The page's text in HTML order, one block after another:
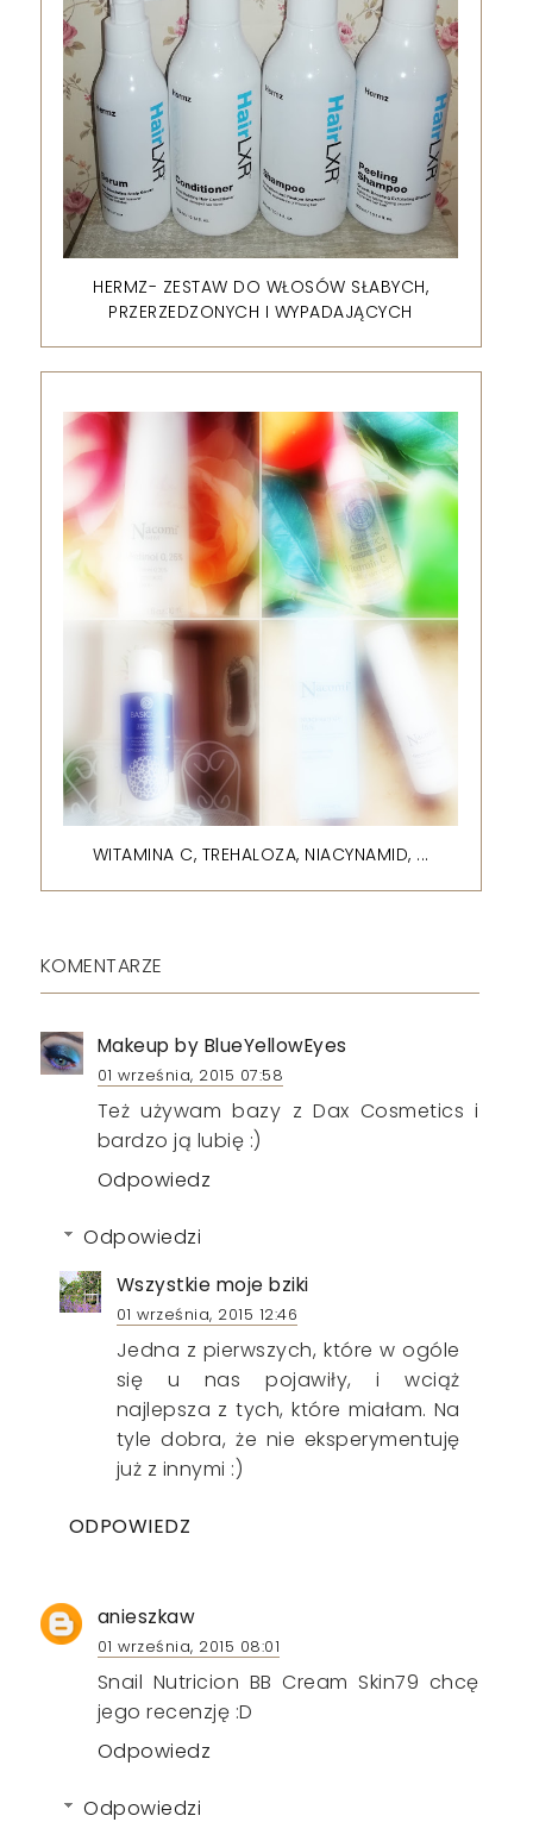
HERMZ- ZESTAW DO WŁOSÓW SŁABYCH,
PRZERZEDZONYCH I WYPADAJĄCYCH
WITAMINA C, TREHALOZA, NIACYNAMID, ...
KOMENTARZE
Makeup by BlueYellowEyes
01 września, 2015 07:58
Też używam bazy z Dax Cosmetics i
bardzo ją lubię :)
Odpowiedz
Odpowiedzi
Wszystkie moje bziki
01 września, 2015 12:46
Jedna z pierwszych, które w ogóle
się u nas pojawiły, i wciąż
najlepsza z tych, które miałam. Na
tyle dobra, że nie eksperymentuję
już z innymi :)
ODPOWIEDZ
anieszkaw
01 września, 2015 08:01
Snail Nutricion BB Cream Skin79 chcę
jego recenzję :D
Odpowiedz
Odpowiedzi